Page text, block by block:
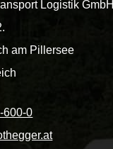
Logistik GmbH
am Pillersee
600-0